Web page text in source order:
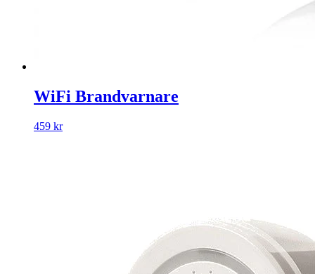
WiFi Brandvarnare
459 kr